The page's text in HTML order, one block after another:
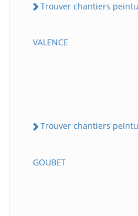
Trouver chantiers
VALENCE
Trouver chantiers
GOUBET